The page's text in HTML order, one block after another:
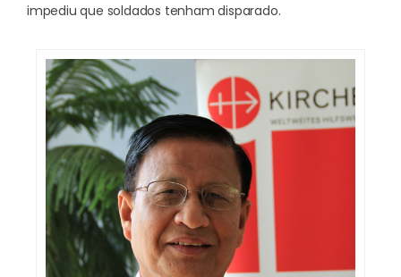
impediu que soldados tenham disparado.